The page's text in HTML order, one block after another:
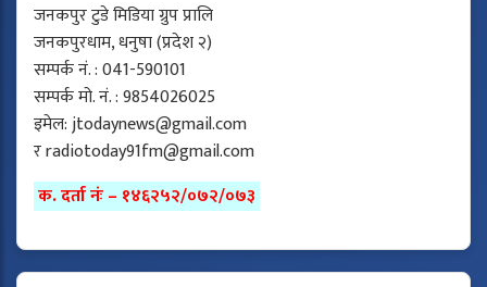
जनकपुर टुडे मिडिया ग्रुप प्रालि
जनकपुरधाम, धनुषा (प्रदेश २)
सम्पर्क नं. : 041-590101
सम्पर्क मो. नं. : 9854026025
इमेल:jtodaynews@gmail.com
रradiotoday91fm@gmail.com
क. दर्ता नंः – १४६२५२/०७२/०७३